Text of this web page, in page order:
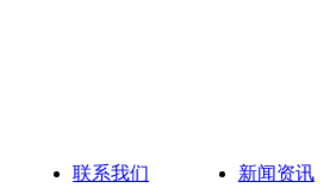
联系我们 新闻资讯